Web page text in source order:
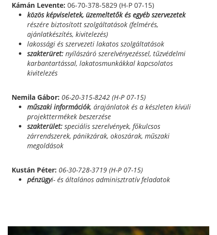
Kámán Levente: 06-70-378-5829 (H-P 07-15)
közös képviseletek, üzemeltetők és egyéb szervezetek
részére biztosított szolgáltatások (felmérés,
ajánlatkészítés, kivitelezés)
lakossági és szervezeti lakatos szolgáltatások
szakterüret: nyílászáró szerelvényezéssel, tűzvédelmi
karbantartással, lakatosmunkákkal kapcsolatos
kivitelezés
Nemila Gábor: 06-20-315-8242 (H-P 07-15)
műszaki információk, árajánlatok és a készleten kívüli
projekttermékek beszerzése
szakterület: speciális szerelvények, főkulcsos
zárrendszerek, pánikzárak, okoszárak, műszaki
megoldások
Kustán Péter: 06-30-728-3719 (H-P 07-15)
pénzügyi- és általános adminisztratív feladatok